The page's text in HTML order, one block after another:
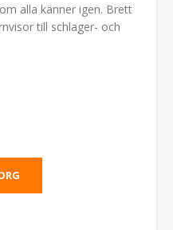
alla känner igen. Brett
till schlager- och